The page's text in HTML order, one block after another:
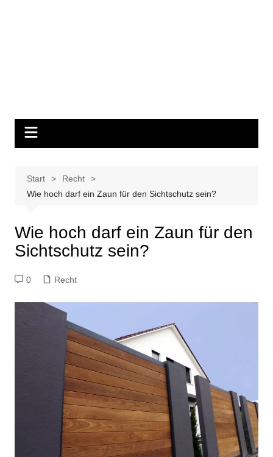
Start
Recht
Wie hoch darf ein Zaun für den Sichtschutz sein?
Wie hoch darf ein Zaun für den
Sichtschutz sein?
0 Recht